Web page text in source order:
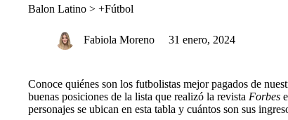
Balon Latino > +Fútbol
Fabiola Moreno 31 enero, 2024
Conoce quiénes son los futbolistas mejor pagados de
buenas posiciones de la lista que realizó la revista Forbes
personajes se ubican en esta tabla y cuántos son sus